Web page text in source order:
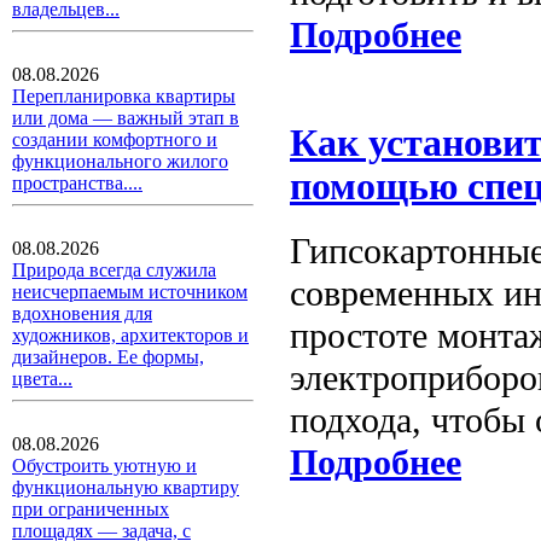
владельцев...
08.08.2026
Перепланировка квартиры
или дома — важный этап в
создании комфортного и
функционального жилого
пространства....
08.08.2026
Природа всегда служила
неисчерпаемым источником
вдохновения для
художников, архитекторов и
дизайнеров. Ее формы,
цвета...
08.08.2026
Обустроить уютную и
функциональную квартиру
при ограниченных
площадях — задача, с
Подробнее
Как
помощью
современных
простоте
подхода, чтобы
Подробнее